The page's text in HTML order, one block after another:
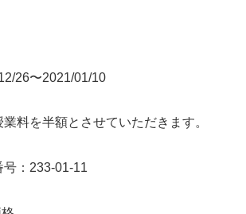
26〜2021/01/10
料を半額とさせていただきます。
：233-01-11